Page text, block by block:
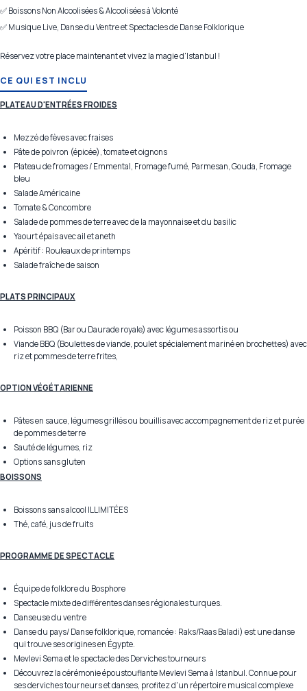
✅ Boissons Non Alcoolisées & Alcoolisées à Volonté
✅ Musique Live, Danse du Ventre et Spectacles de Danse Folklorique
Réservez votre place maintenant et vivez la magie d'Istanbul !
CE QUI EST INCLU
PLATEAU D'ENTRÉES FROIDES
Mezzé de fèves avec fraises
Pâte de poivron (épicée), tomate et oignons
Plateau de fromages / Emmental, Fromage fumé, Parmesan, Gouda, Fromage
bleu
Salade Américaine
Tomate & Concombre
Salade de pommes de terre avec de la mayonnaise et du basilic
Yaourt épais avec ail et aneth
Apéritif : Rouleaux de printemps
Salade fraîche de saison
PLATS PRINCIPAUX
Poisson BBQ (Bar ou Daurade royale) avec légumes assortis ou
Viande BBQ (Boulettes de viande, poulet spécialement mariné en brochettes) avec
riz et pommes de terre frites,
OPTION VÉGÉTARIENNE
Pâtes en sauce, légumes grillés ou bouillis avec accompagnement de riz et purée
de pommes de terre
Sauté de légumes, riz
Options sans gluten
BOISSONS
Boissons sans alcool ILLIMITÉES
Thé, café, jus de fruits
PROGRAMME DE SPECTACLE
Équipe de folklore du Bosphore
Spectacle mixte de différentes danses régionales turques.
Danseuse du ventre
Danse du pays/ Danse folklorique, romancée : Raks/Raas Baladi) est une danse
qui trouve ses origines en Égypte.
Mevlevi Sema et le spectacle des Derviches tourneurs
Découvrez la cérémonie époustouflante Mevlevi Sema à Istanbul. Connue pour
ses derviches tourneurs et danses, profitez d'un répertoire musical complexe